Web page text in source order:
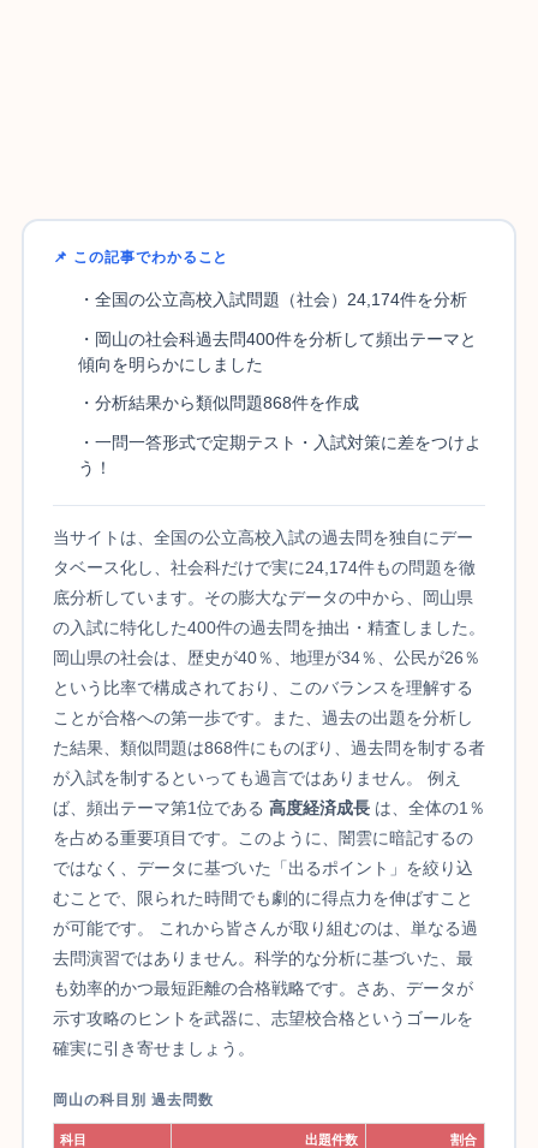
📌 この記事でわかること
・全国の公立高校入試問題（社会）24,174件を分析
・岡山の社会科過去問400件を分析して頻出テーマと
傾向を明らかにしました
・分析結果から類似問題868件を作成
・一問一答形式で定期テスト・入試対策に差をつけよ
う！
当サイトは、全国の公立高校入試の過去問を独自にデー
タベース化し、社会科だけで実に24,174件もの問題を徹
底分析しています。その膨大なデータの中から、岡山県
の入試に特化した400件の過去問を抽出・精査しました。
岡山県の社会は、歴史が40％、地理が34％、公民が26％
という比率で構成されており、このバランスを理解する
ことが合格への第一歩です。また、過去の出題を分析し
た結果、類似問題は868件にものぼり、過去問を制する者
が入試を制するといっても過言ではありません。 例え
ば、頻出テーマ第1位である 高度経済成長は、全体の1％
を占める重要項目です。このように、闇雲に暗記するの
ではなく、データに基づいた「出るポイント」を絞り込
むことで、限られた時間でも劇的に得点力を伸ばすこと
が可能です。 これから皆さんが取り組むのは、単なる過
去問演習ではありません。科学的な分析に基づいた、最
も効率的かつ最短距離の合格戦略です。さあ、データが
示す攻略のヒントを武器に、志望校合格というゴールを
確実に引き寄せましょう。
岡山の科目別 過去問数
科目 出題件数 割合